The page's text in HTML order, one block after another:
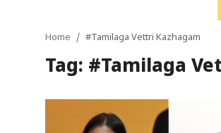
Games
Videos
Home #Tamilaga Vettri Kazhagam
Tag: #Tamilaga